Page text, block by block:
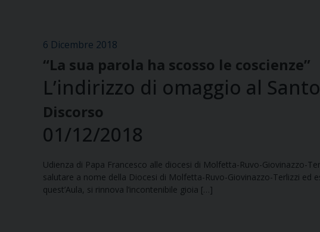
6 Dicembre 2018
“La sua parola ha scosso le coscienze”
L’indirizzo di omaggio al
Discorso
01/12/2018
Udienza di Papa Francesco alle diocesi di Molfetta-Ruvo-Giovinazzo-
salutare a nome della Diocesi di Molfetta-Ruvo-Giovinazzo-Terlizzi ed
quest’Aula, si rinnova l’incontenibile gioia […]